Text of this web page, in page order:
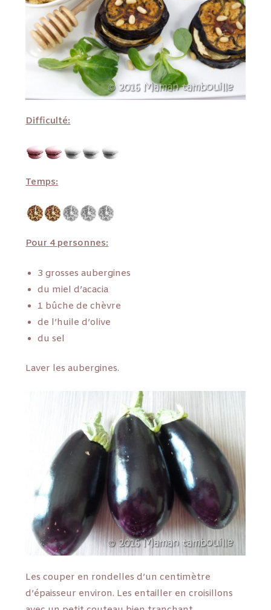
Difficulté:
Temps:
Pour 4 personnes:
3 grosses aubergines
du miel d’acacia
1 bûche de chèvre
de l’huile d’olive
du sel
Laver les aubergines.
Les couper en rondelles d’un centimètre
d’épaisseur environ. Les entailler en croisillons